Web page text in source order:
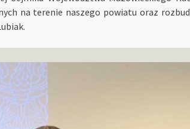
na terenie naszego powiatu oraz